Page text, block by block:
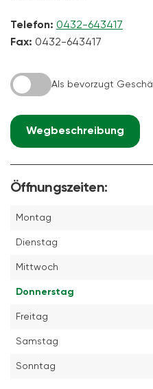
Telefon: 0432-643417
Fax: 0432-643417
Als bevorzugt
Wegbeschreibung
Öffnungszeiten:
Montag
Dienstag
Mittwoch
Donnerstag
Freitag
Samstag
Sonntag